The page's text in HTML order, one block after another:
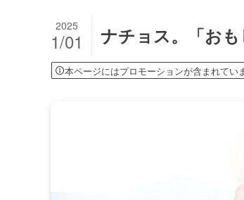
ナチョス。「お
2025
1/01
本ページにはプロモーションが含まれてい